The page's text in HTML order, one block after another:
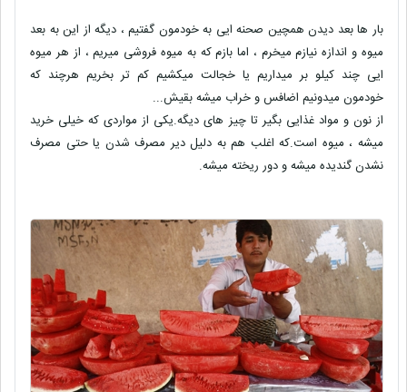
بار ها بعد دیدن همچین صحنه ایی به خودمون گفتیم ، دیگه از این به بعد
میوه و اندازه نیازم میخرم ، اما بازم که به میوه فروشی میریم ، از هر میوه
ایی چند کیلو بر میداریم یا خجالت میکشیم کم تر بخریم هرچند که
خودمون میدونیم اضافس و خراب میشه بقیش...
از نون و مواد غذایی بگیر تا چیز های دیگه.یکی از مواردی که خیلی خرید
میشه ، میوه است.که اغلب هم به دلیل دیر مصرف شدن یا حتی مصرف
نشدن گندیده میشه و دور ریخته میشه.